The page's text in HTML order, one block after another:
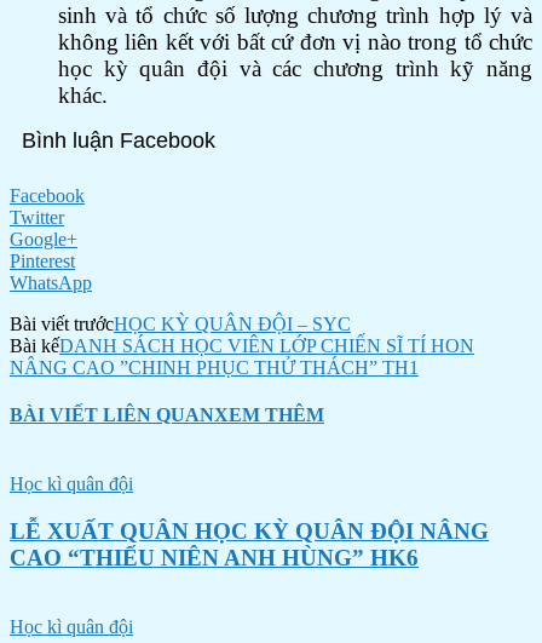
sinh và tổ chức số lượng chương trình hợp lý và
không liên kết với bất cứ đơn vị nào trong tổ chức
học kỳ quân đội và các chương trình kỹ năng
khác.
Bình luận Facebook
Facebook
Twitter
Google+
Pinterest
WhatsApp
Bài viết trướcHỌC KỲ QUÂN ĐỘI – SYC
Bài kếDANH SÁCH HỌC VIÊN LỚP CHIẾN SĨ TÍ HON
NÂNG CAO ”CHINH PHỤC THỬ THÁCH” TH1
BÀI VIẾT LIÊN QUANXEM THÊM
Học kì quân đội
LỄ XUẤT QUÂN HỌC KỲ QUÂN ĐỘI NÂNG
CAO “THIẾU NIÊN ANH HÙNG” HK6
Học kì quân đội